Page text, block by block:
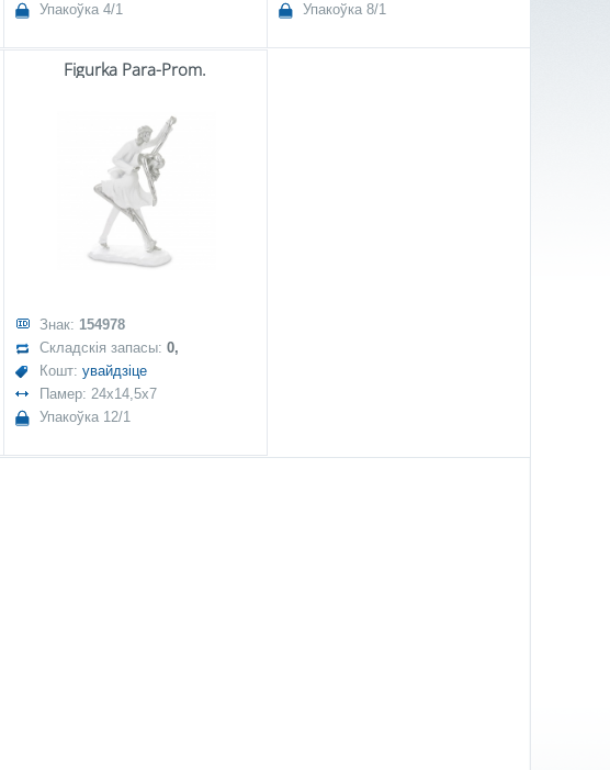
Упакоўка 4/1
Упакоўка 8/1
Figurka Para-Prom.
Знак: 154978
Складскія запасы: 0,
Кошт: увайдзіце
Памер: 24x14,5x7
Упакоўка 12/1